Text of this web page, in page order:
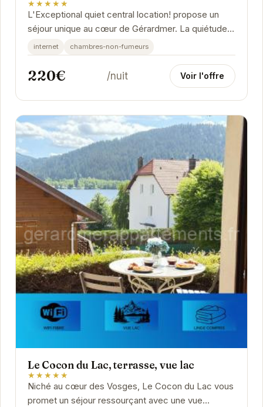
★★★★★
L'Exceptional quiet central location! propose un
séjour unique au cœur de Gérardmer. La quiétude
des lieux alliée à la proximité des...
internet chambres-non-fumeurs
220€ /nuit Voir l'offre
Le Cocon du Lac, terrasse, vue lac
★★★★★
Niché au cœur des Vosges, Le Cocon du Lac vous
promet un séjour ressourçant avec une vue